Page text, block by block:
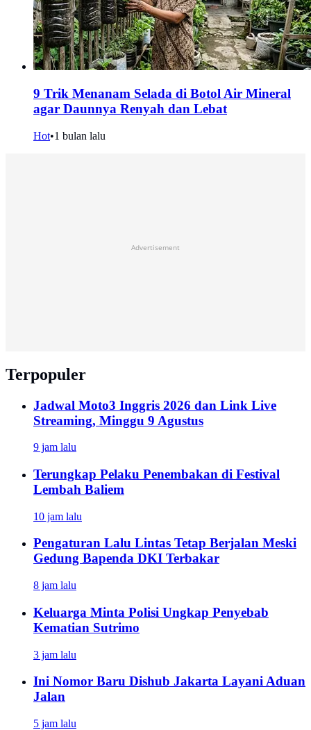
9 Trik Menanam Selada di Botol Air Mineral
agar Daunnya Renyah dan Lebat
Hot•1 bulan lalu
Advertisement
Terpopuler
Jadwal Moto3 Inggris 2026 dan Link Live
Streaming, Minggu 9 Agustus
9 jam lalu
Terungkap Pelaku Penembakan di Festival
Lembah Baliem
10 jam lalu
Pengaturan Lalu Lintas Tetap Berjalan Meski
Gedung Bapenda DKI Terbakar
8 jam lalu
Keluarga Minta Polisi Ungkap Penyebab
Kematian Sutrimo
3 jam lalu
Ini Nomor Baru Dishub Jakarta Layani Aduan
Jalan
5 jam lalu